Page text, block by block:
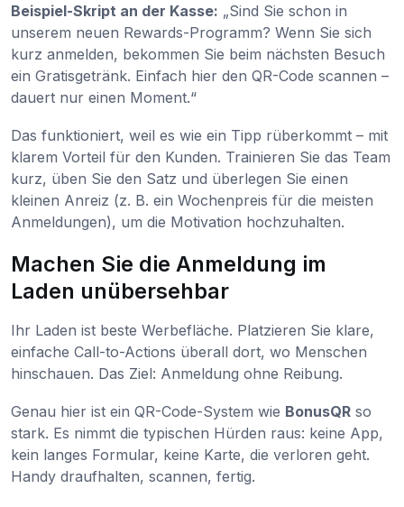
Beispiel-Skript an der Kasse: „Sind Sie schon in
unserem neuen Rewards-Programm? Wenn Sie sich
kurz anmelden, bekommen Sie beim nächsten Besuch
ein Gratisgetränk. Einfach hier den QR-Code scannen –
dauert nur einen Moment.“
Das funktioniert, weil es wie ein Tipp rüberkommt – mit
klarem Vorteil für den Kunden. Trainieren Sie das Team
kurz, üben Sie den Satz und überlegen Sie einen
kleinen Anreiz (z. B. ein Wochenpreis für die meisten
Anmeldungen), um die Motivation hochzuhalten.
Machen Sie die Anmeldung im
Laden unübersehbar
Ihr Laden ist beste Werbefläche. Platzieren Sie klare,
einfache Call-to-Actions überall dort, wo Menschen
hinschauen. Das Ziel: Anmeldung ohne Reibung.
Genau hier ist ein QR-Code-System wie BonusQR so
stark. Es nimmt die typischen Hürden raus: keine App,
kein langes Formular, keine Karte, die verloren geht.
Handy draufhalten, scannen, fertig.